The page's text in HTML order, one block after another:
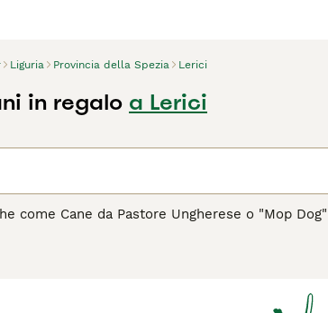
Liguria Provincia della Spezia Lerici
in regalo a Lerici
come Cane da Pastore Ungherese o "Mop
del gregge. Il suo manto unico serve
particolare per mantenere le sue